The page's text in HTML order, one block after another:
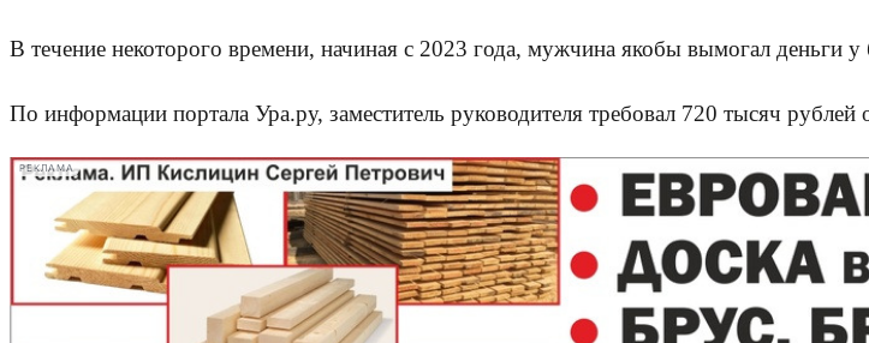
В течение некоторого времени, начиная с 2023 года, мужчина якобы вымогал деньги
По информации портала Ура.ру, заместитель руководителя требовал 720 тысяч
РЕКЛАМА